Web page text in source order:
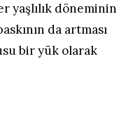
yaşlılık döneminin
da artması
bir yük olarak